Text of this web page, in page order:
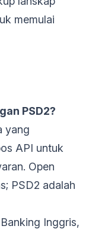
memulai
PSD2?
yang
API untuk
Open
PSD2 adalah
Inggris,